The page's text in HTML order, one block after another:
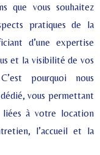
que vous souhaitez
pratiques de la
d’une expertise
et la visibilité de vos
pourquoi nous
vous permettant
à votre location
l’accueil et la